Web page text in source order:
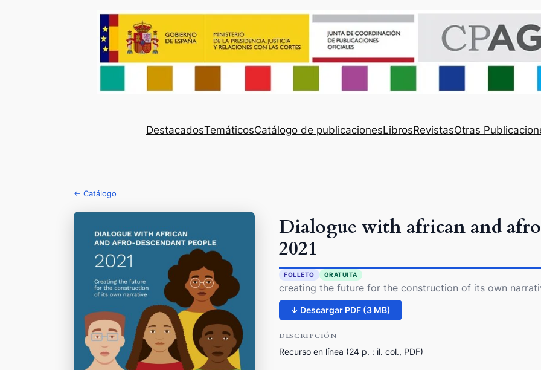
DestacadosTemáticosCatálogo de publicacionesLibrosRevistasOtras
← Catálogo
Dialogue with african and
2021
FOLLETO GRATUITA
creating the future for the construction of its own
↓ Descargar PDF (3 MB)
DESCRIPCIÓN
Recurso en línea (24 p. : il. col., PDF)